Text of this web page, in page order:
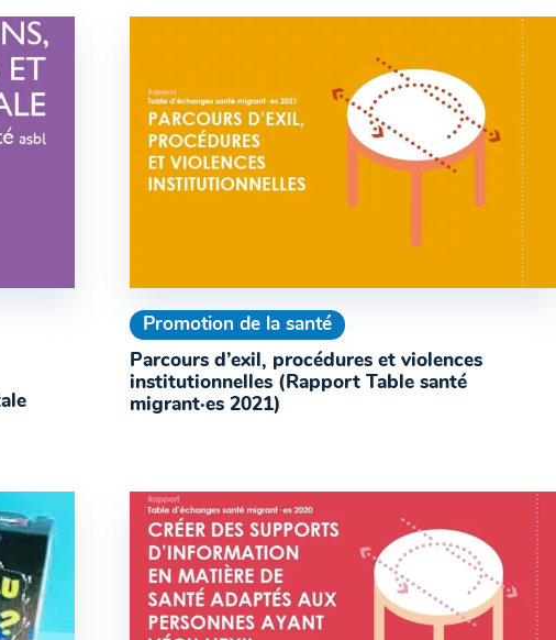
Promotion de la santé
Parcours d’exil, procédures et violences
institutionnelles (Rapport Table santé
migrant·es 2021)